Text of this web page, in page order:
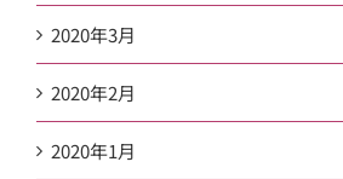
2020年3月
2020年2月
2020年1月